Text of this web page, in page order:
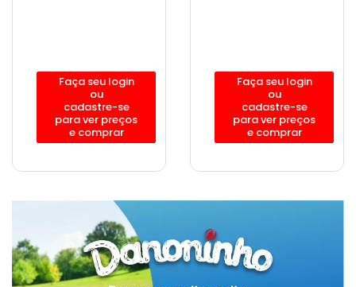
Faça seu login
ou
cadastre-se
para ver preços
e comprar
Faça seu login
ou
cadastre-se
para ver preços
e comprar